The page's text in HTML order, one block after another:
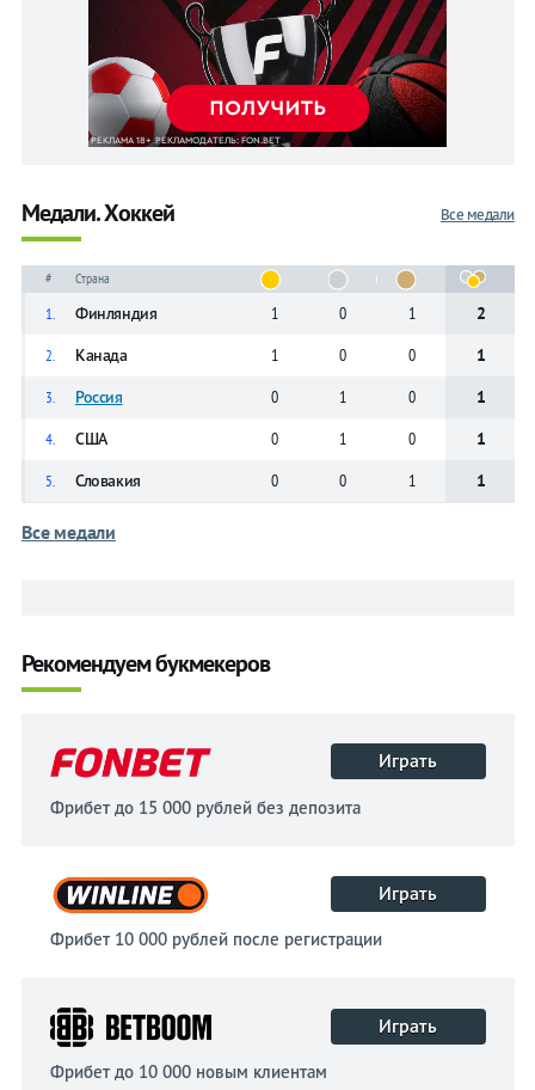
Все медали
Медали. Хоккей
# Страна
1. Финляндия 1 0 1 2
2. Канада 1 0 0 1
3. Россия 0 1 0 1
4. США 0 1 0 1
5. Словакия 0 0 1 1
Все медали
Рекомендуем букмекеров
Играть
Фрибет до 15 000 рублей без депозита
Играть
Фрибет 10 000 рублей после регистрации
Играть
Фрибет до 10 000 новым клиентам